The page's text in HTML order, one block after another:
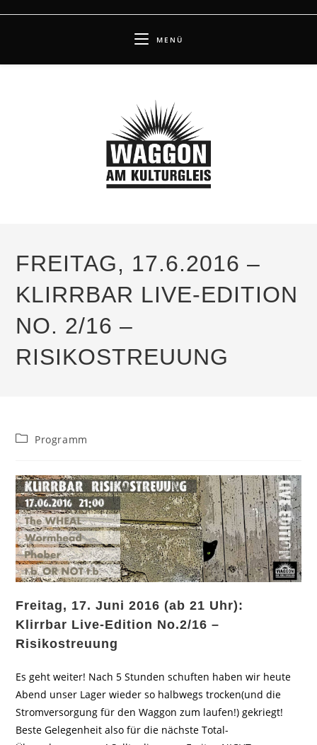
MENÜ
FREITAG, 17.6.2016 –
KLIRRBAR LIVE-EDITION
NO. 2/16 –
RISIKOSTREUUNG
Beitrags-
Programm
Freitag, 17. Juni 2016 (ab 21 Uhr):
Klirrbar Live-Edition No.2/16 –
Risikostreuung
Es geht weiter! Nach 5 Stunden schuften haben wir heute
Abend unser Lager wieder so halbwegs trocken(und die
Stromversorgung für den Waggon zum laufen!) gekriegt!
Beste Gelegenheit also für die nächste Total-